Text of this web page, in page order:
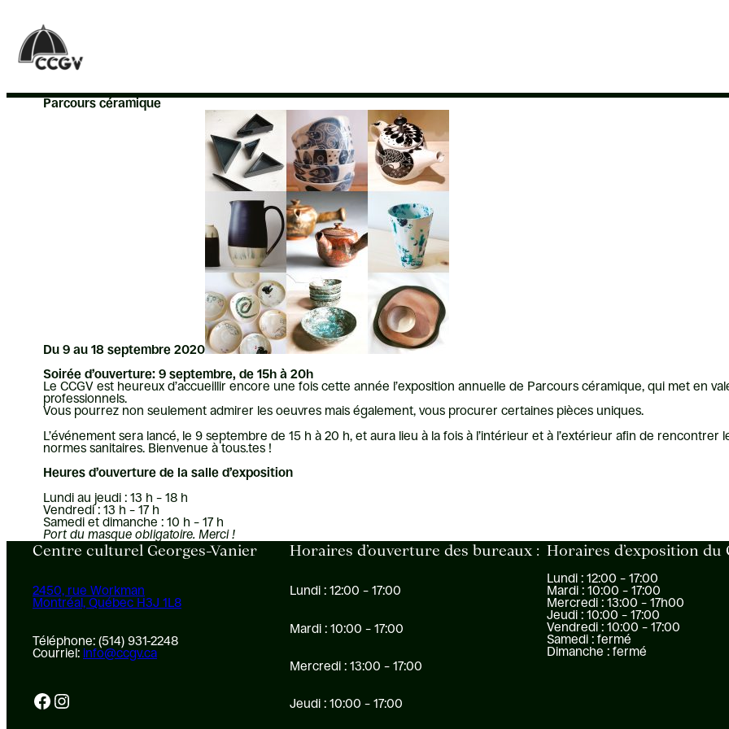
contenu
Parcours céramique
Du 9 au 18 septembre 2020
Soirée d’ouverture: 9 septembre, de 15h à 20h
Le CCGV est heureux d’accueillir encore une fois cette année l’exposition annuelle de Parcours céramique, qui met en
professionnels.
Vous pourrez non seulement admirer les oeuvres mais également, vous procurer certaines pièces uniques.
L’événement sera lancé, le 9 septembre de 15 h à 20 h, et aura lieu à la fois à l’intérieur et à l’extérieur afin de
normes sanitaires. Bienvenue à tous.tes !
Heures d’ouverture de la salle d’exposition
Lundi au jeudi : 13 h – 18 h
Vendredi : 13 h – 17 h
Samedi et dimanche : 10 h – 17 h
Port du masque obligatoire. Merci !
Centre culturel Georges-Vanier
2450, rue Workman
Montréal, Québec H3J 1L8
Téléphone: (514) 931-2248
Courriel: info@ccgv.ca
Facebook Instagram
Horaires d’ouverture des bureaux :
Lundi : 12:00 – 17:00
Mardi : 10:00 – 17:00
Mercredi : 13:00 – 17:00
Jeudi : 10:00 – 17:00
Horaires d’exposition du
Lundi : 12:00 – 17:00
Mardi : 10:00 – 17:00
Mercredi : 13:00 – 17h00
Jeudi : 10:00 – 17:00
Vendredi : 10:00 – 17:00
Samedi : fermé
Dimanche : fermé